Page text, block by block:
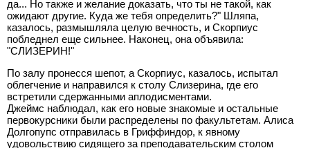
да... Но также и желание доказать, что ты не такой, как
ожидают другие. Куда же тебя определить?" Шляпа,
казалось, размышляла целую вечность, и Скорпиус
побледнел еще сильнее. Наконец, она объявила:
"СЛИЗЕРИН!"
По залу пронесся шепот, а Скорпиус, казалось, испытал
облегчение и направился к столу Слизерина, где его
встретили сдержанными аплодисментами.
Джеймс наблюдал, как его новые знакомые и остальные
первокурсники были распределены по факультетам. Алиса
Долгопупс отправилась в Гриффиндор, к явному
удовольствию сидящего за преподавательским столом